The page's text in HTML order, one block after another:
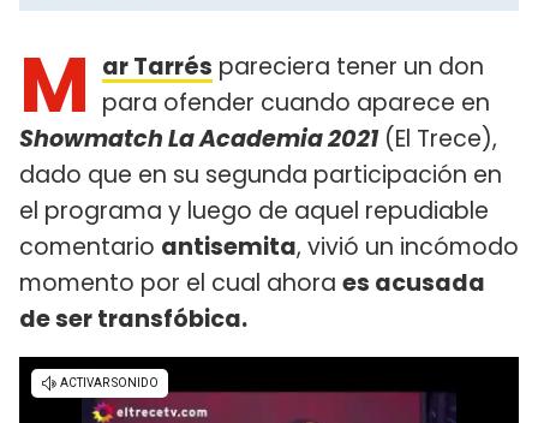
M ar Tarrés pareciera tener un don
para ofender cuando aparece en
Showmatch La Academia 2021(El Trece),
dado que en su segunda participación en
el programa y luego de aquel repudiable
comentario antisemita, vivió un incómodo
momento por el cual ahora es acusada
de ser transfóbica.